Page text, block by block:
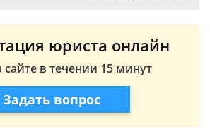
юриста онлайн
сайте в течении 15 минут
Задать вопрос